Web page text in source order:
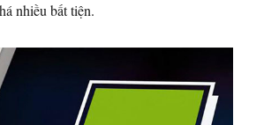
nhiều bất tiện.